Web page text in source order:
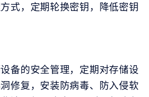
式，定期轮换密钥，降低密钥
备的安全管理，定期对存储设
修复，安装防病毒、防入侵软